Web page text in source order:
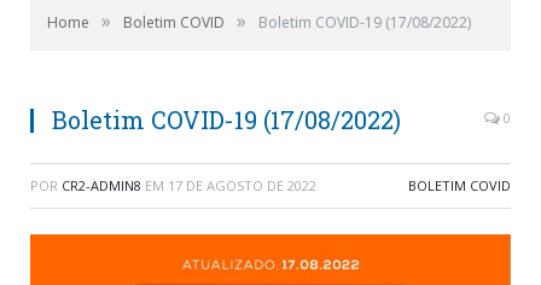
Home » Boletim COVID » Boletim COVID-19 (17/08/2022)
Boletim COVID-19 (17/08/2022) 0
POR CR2-ADMIN8 EM 17 DE AGOSTO DE 2022 BOLETIM COVID